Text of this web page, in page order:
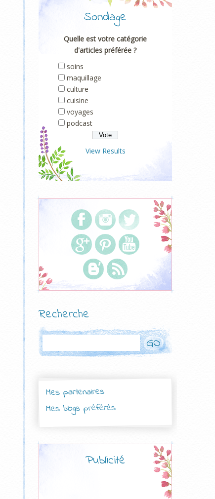
Sondage
Quelle est votre catégorie
d'articles préférée ?
soins
maquillage
culture
cuisine
voyages
podcast
View Results
Recherche
Mes partenaires
Mes blogs préférés
Publicité